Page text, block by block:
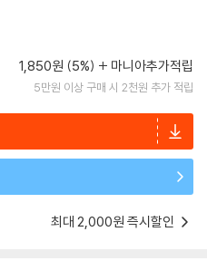
1,850원 (5%) 마니아추가적립
5만원 이상 구매 시 2천원 추가 적립
최대 2,000원 즉시할인